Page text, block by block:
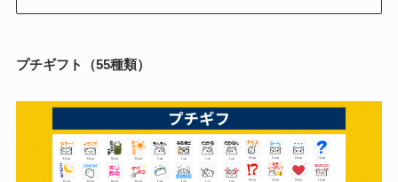
プチギフト（55種類）